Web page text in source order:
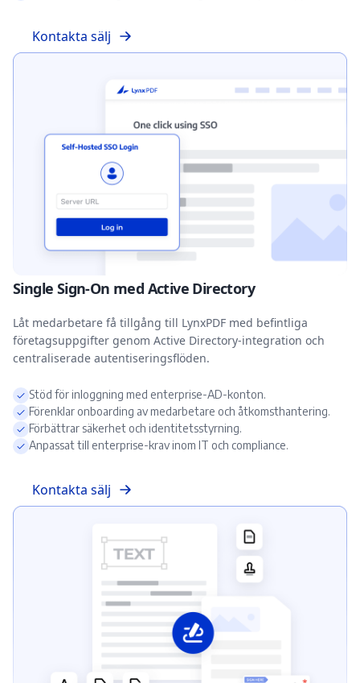
Kontakta sälj
Single Sign-On med Active Directory
Låt medarbetare få tillgång till LynxPDF med befintliga
företagsuppgifter genom Active Directory-integration och
centraliserade autentiseringsflöden.
Stöd för inloggning med enterprise-AD-konton.
Förenklar onboarding av medarbetare och åtkomsthantering.
Förbättrar säkerhet och identitetsstyrning.
Anpassat till enterprise-krav inom IT och compliance.
Kontakta sälj